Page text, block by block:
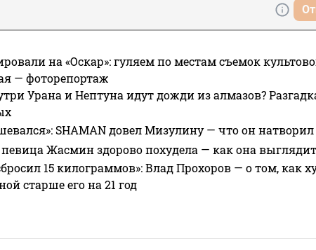
на «Оскар»: гуляем по местам съемок
— фоторепортаж
Урана и Нептуна идут дожди из алмазов?
SHAMAN довел Мизулину — что он натворил
певица Жасмин здорово похудела — как она
15 килограммов»: Влад Прохоров — о том, как
старше его на 21 год